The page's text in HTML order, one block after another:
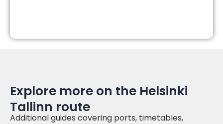
Explore more on the Helsinki
Tallinn route
Additional guides covering ports, timetables,